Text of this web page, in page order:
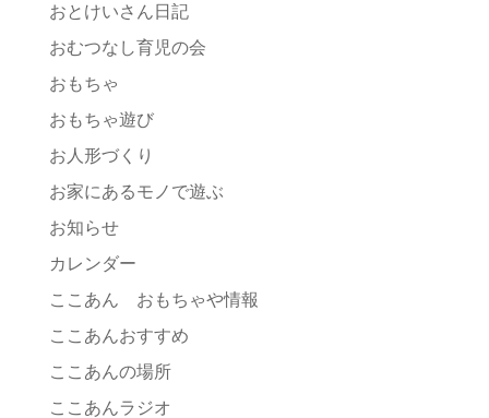
おとけいさん日記
おむつなし育児の会
おもちゃ
おもちゃ遊び
お人形づくり
お家にあるモノで遊ぶ
お知らせ
カレンダー
ここあん おもちゃや情報
ここあんおすすめ
ここあんの場所
ここあんラジオ